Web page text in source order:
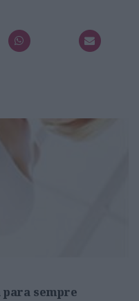
sempre